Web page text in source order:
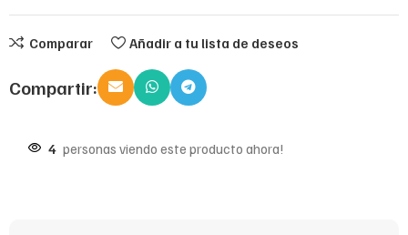
Comparar Añadir a tu lista de deseos
Compartir:
4 personas viendo este producto ahora!